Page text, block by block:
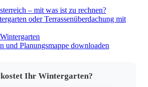
– mit was ist zu rechnen?
oder Terrassenüberdachung mit
und Planungsmappe downloaden
kostet Ihr Wintergarten?